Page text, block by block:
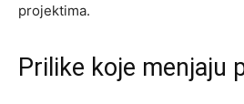
projektima.
Prilike koje menjaju